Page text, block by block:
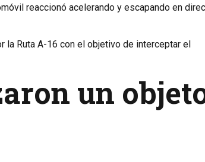
reaccionó acelerando y escapando en
la Ruta A-16 con el objetivo de interceptar el
un